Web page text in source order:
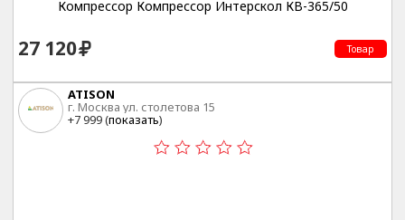
Компрессор Компрессор Интерскол КВ-365/50
27 120 Товар
ATISON
г. Москва ул. столетова 15
+7 999 (показать)